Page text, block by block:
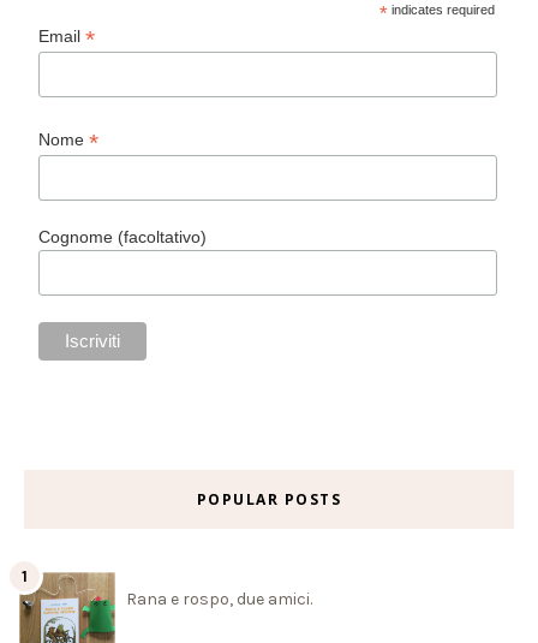
* indicates required
Email*
Nome*
Cognome (facoltativo)
POPULAR POSTS
Rana e rospo, due amici.